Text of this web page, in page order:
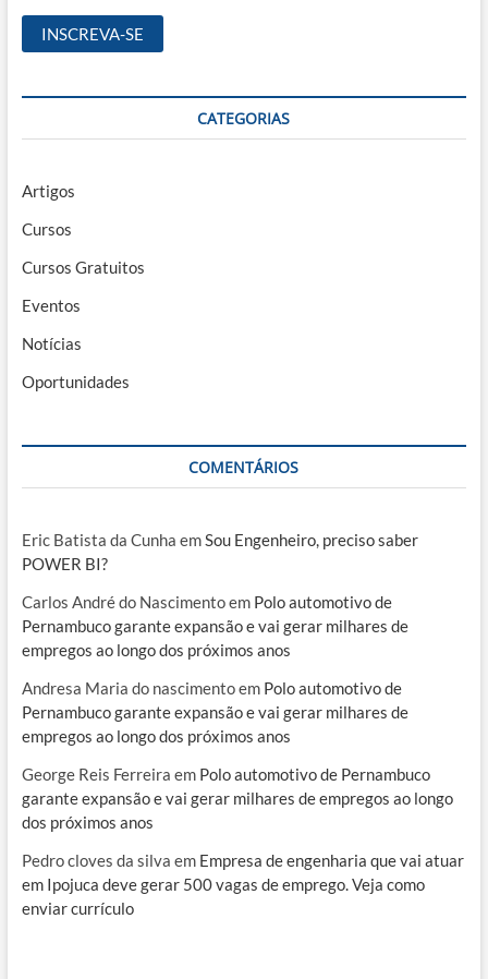
CATEGORIAS
Artigos
Cursos
Cursos Gratuitos
Eventos
Notícias
Oportunidades
COMENTÁRIOS
Eric Batista da Cunha emSou Engenheiro, preciso saber
POWER BI?
Carlos André do Nascimentoem Polo automotivo de
Pernambuco garante expansão e vai gerar milhares de
empregos ao longo dos próximos anos
Andresa Maria do nascimentoem Polo automotivo de
Pernambuco garante expansão e vai gerar milhares de
empregos ao longo dos próximos anos
George Reis Ferreira em Polo automotivo de Pernambuco
garante expansão e vai gerar milhares de empregos ao longo
dos próximos anos
Pedro cloves da silva em Empresa de engenharia que vai atuar
em Ipojuca deve gerar 500 vagas de emprego. Veja como
enviar currículo